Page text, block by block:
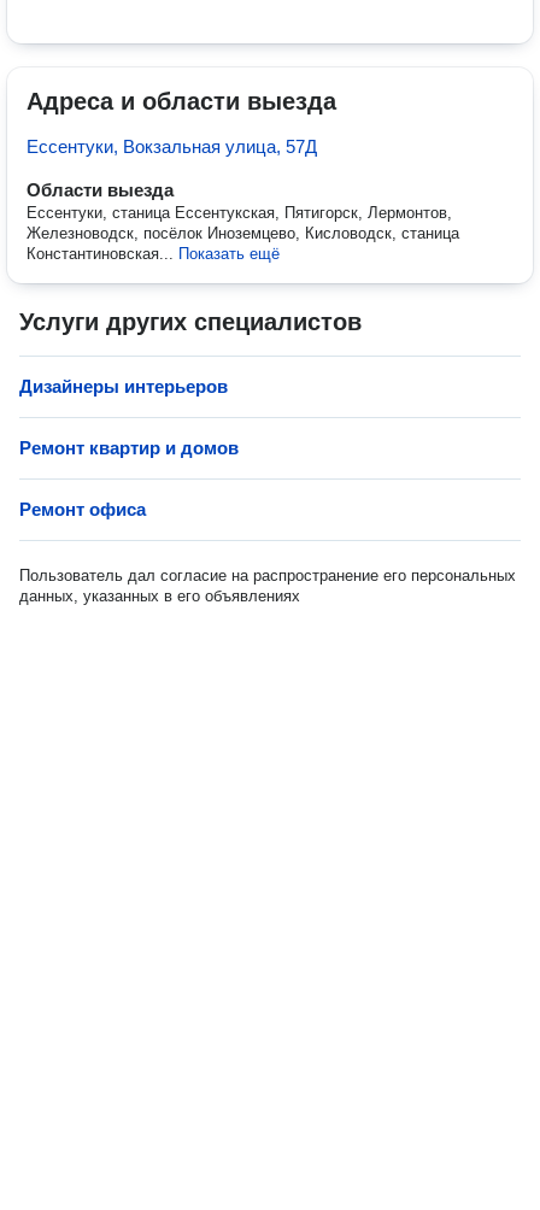
Адреса и области выезда
Ессентуки, Вокзальная улица, 57Д
Области выезда
Ессентуки, станица Ессентукская, Пятигорск, Лермонтов,
Железноводск, посёлок Иноземцево, Кисловодск, станица
Константиновская... Показать ещё
Услуги других специалистов
Дизайнеры интерьеров
Ремонт квартир и домов
Ремонт офиса
Пользователь дал согласие на распространение его персональных
данных, указанных в его объявлениях